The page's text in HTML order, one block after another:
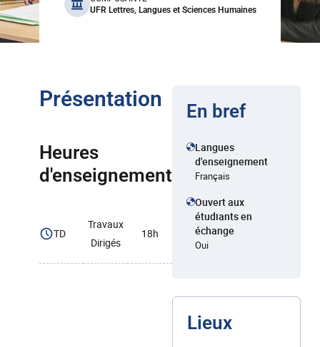
UFR Lettres, Langues et Sciences Humaines
Présentation
Heures
d'enseignement
TD
Travaux
Dirigés
18h
En bref
Langues
d'enseignement
Français
Ouvert aux
étudiants en
échange
Oui
Lieux